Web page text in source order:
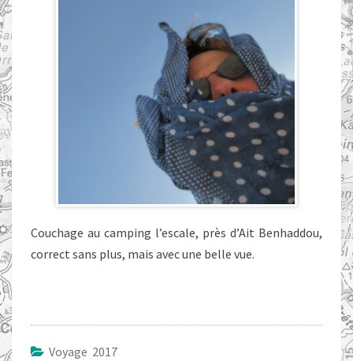
Couchage au camping l’escale, près d’Ait Benhaddou,
correct sans plus, mais avec une belle vue.
Voyage 2017